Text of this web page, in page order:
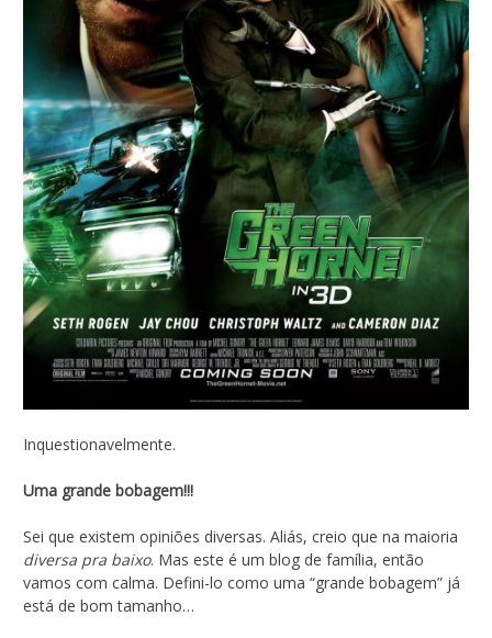
Inquestionavelmente.
Uma grande bobagem!!!
Sei que existem opiniões diversas. Aliás, creio que na maioria
diversa pra baixo. Mas este é um blog de família, então
vamos com calma. Defini-lo como uma “grande bobagem” já
está de bom tamanho…